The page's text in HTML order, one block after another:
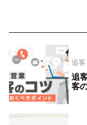
追客
追
客